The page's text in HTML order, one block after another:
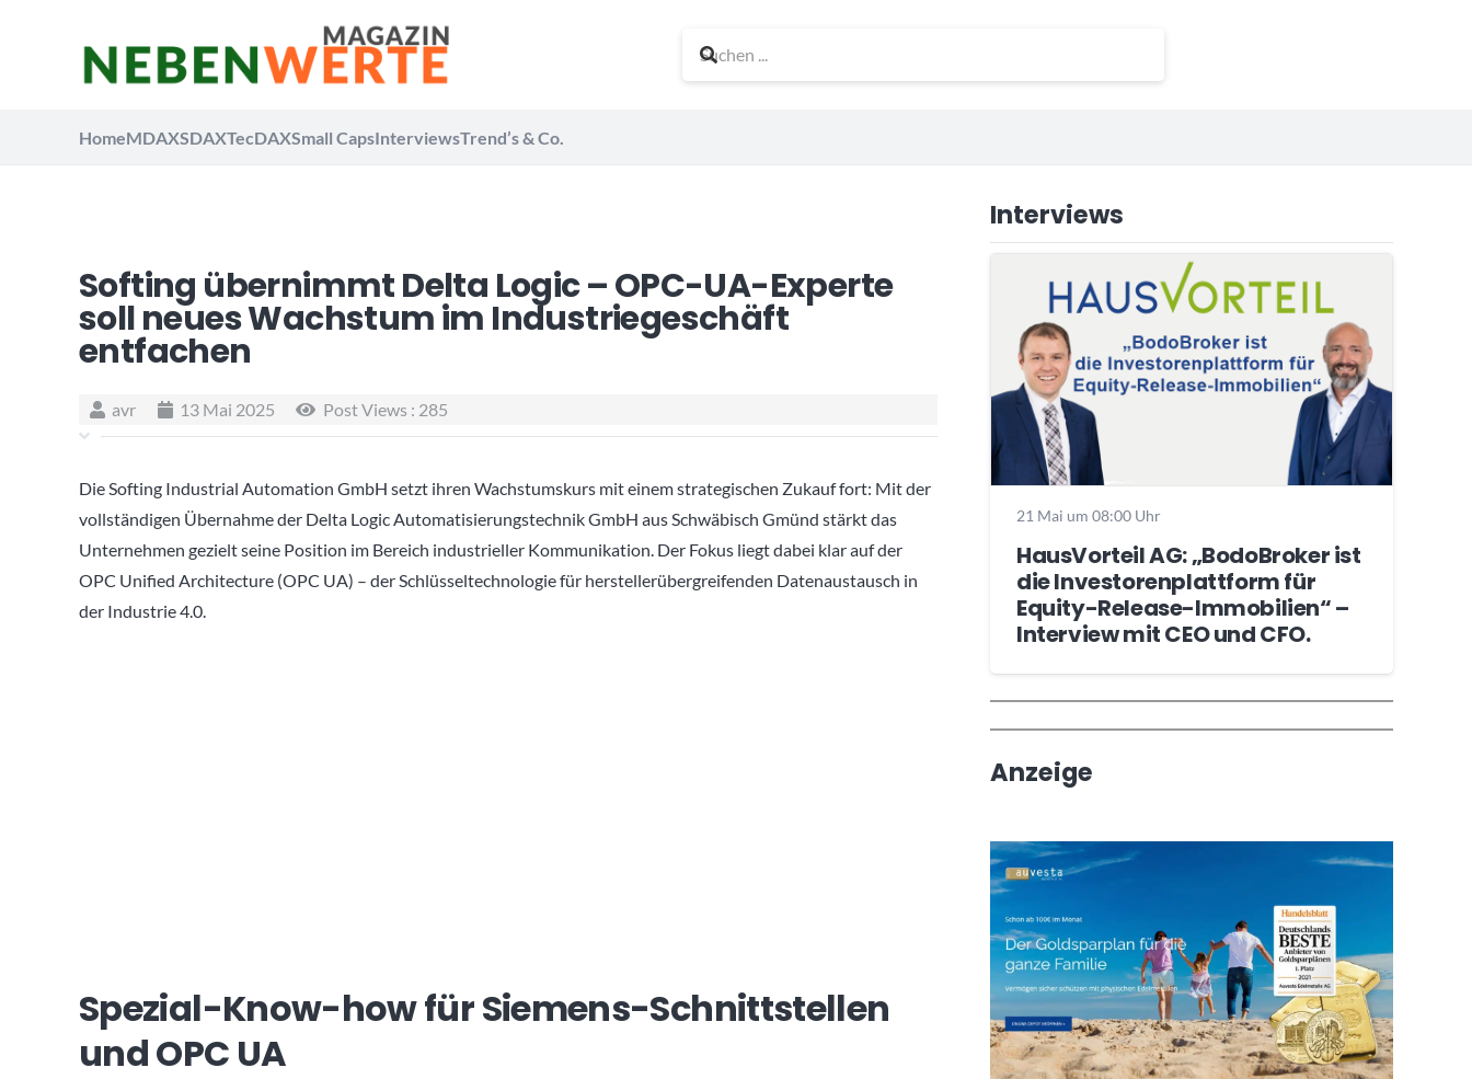
HomeMDAXSDAXTecDAXSmall CapsInterviewsTrend’s & Co.
Softing übernimmt Delta Logic – OPC-UA-Experte
soll neues Wachstum im Industriegeschäft
entfachen
avr 13 Mai 2025 Post Views : 285
Die Softing Industrial Automation GmbH setzt ihren Wachstumskurs mit einem strategischen Zukauf fort: Mit der
vollständigen Übernahme der Delta Logic Automatisierungstechnik GmbH aus Schwäbisch Gmünd stärkt das
Unternehmen gezielt seine Position im Bereich industrieller Kommunikation. Der Fokus liegt dabei klar auf der
OPC Unified Architecture (OPC UA) – der Schlüsseltechnologie für herstellerübergreifenden Datenaustausch in
der Industrie 4.0.
Spezial-Know-how für Siemens-Schnittstellen
und OPC UA
Interviews
21 Mai um 08:00 Uhr
HausVorteil AG: „BodoBroker ist
die Investorenplattform für
Equity-Release-Immobilien“ –
Interview mit CEO und CFO.
Wochenrückblick
Trendthemen
Anzeige